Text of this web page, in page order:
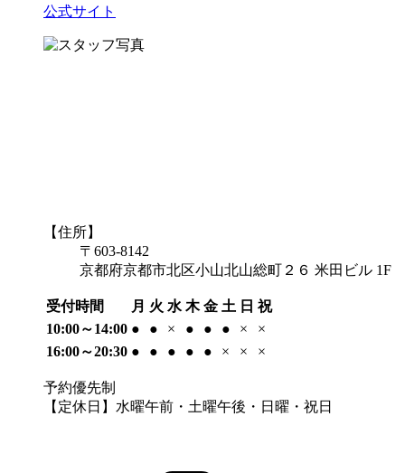
公式サイト
【住所】
〒603-8142
京都府京都市北区小山北山総町２６ 米田ビル 1F
受付時間 月 火 水 木 金 土 日 祝
10:00～14:00 ● ● × ● ● ● ×
×
16:00～20:30 ● ● ● ● ● × × ×
予約優先制
【定休日】水曜午前・土曜午後・日曜・祝日